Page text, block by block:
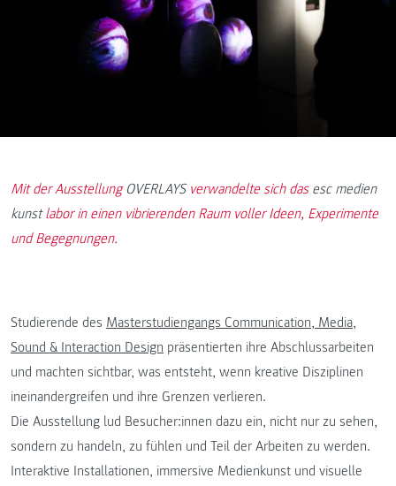
Mit der Ausstellung OVERLAYSverwandelte sich das esc medien
kunstlabor in einen vibrierenden Raum voller Ideen, Experimente
und Begegnungen.
Studierende des Masterstudiengangs Communication, Media,
Sound & Interaction Design präsentierten ihre Abschlussarbeiten
und machten sichtbar, was entsteht, wenn kreative Disziplinen
ineinandergreifen und ihre Grenzen verlieren.
Die Ausstellung lud Besucher:innen dazu ein, nicht nur zu sehen,
sondern zu handeln, zu fühlen und Teil der Arbeiten zu werden.
Interaktive Installationen, immersive Medienkunst und visuelle